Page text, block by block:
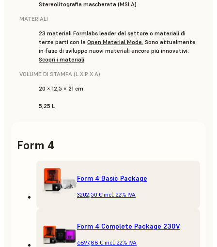
Stereolitografia mascherata (MSLA)
MATERIALI
23 materiali Formlabs leader del settore o materiali di
terze parti con la Open Material Mode. Sono attualmente
in fase di sviluppo nuovi materiali ancora più innovativi.
Scopri i materiali
VOLUME DI STAMPA (L X P X A)
20 × 12,5 × 21 cm
5,25 L
Form 4
Form 4 Basic Package
3202,50 € incl. 22% IVA
Form 4 Complete Package 230V
6897,88 € incl. 22% IVA